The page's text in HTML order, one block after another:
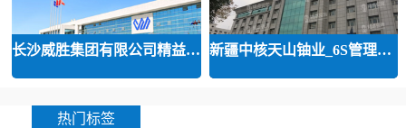
长沙威胜集团有限公司精益运营 新疆中核天山铀业_6S管理和精益管
热门标签